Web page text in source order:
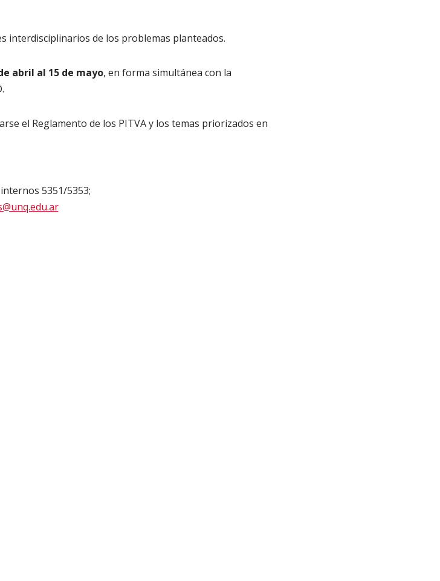
interdisciplinarios de los problemas planteados.
abril al 15 de mayo, en forma simultánea con la
el Reglamento de los PITVA y los temas priorizados en
5351/5353;